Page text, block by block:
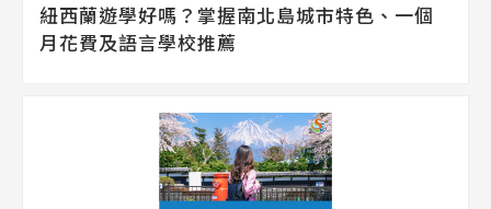
紐西蘭遊學好嗎？掌握南北島城市特色、一個
月花費及語言學校推薦